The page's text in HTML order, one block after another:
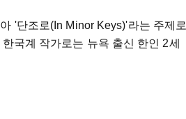
'단조로(In Minor Keys)'라는 주제로
국계 작가로는 뉴욕 출신 한인 2세